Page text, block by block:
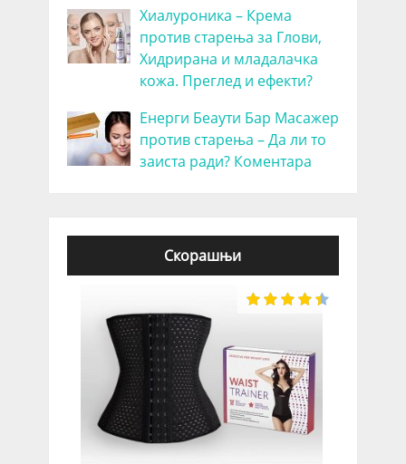
Хиалуроника – Крема
против старења за Глови,
Хидрирана и младалачка
кожа. Преглед и ефекти?
Енерги Беаути Бар Масажер
против старења – Да ли то
заиста ради? Коментара
Скорашњи